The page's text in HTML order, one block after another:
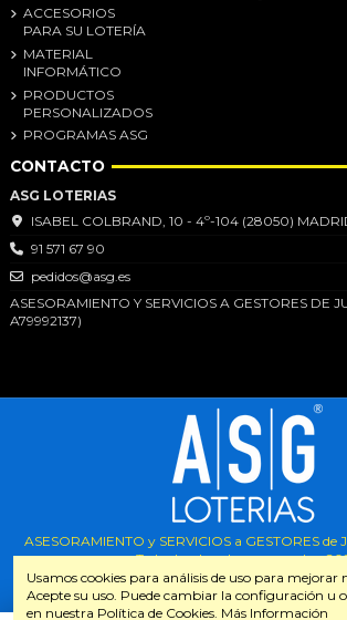
ACCESORIOS
PARA SU LOTERÍA
MATERIAL
INFORMÁTICO
PRODUCTOS
PERSONALIZADOS
PROGRAMAS ASG
CONTACTO
ASG LOTERIAS
ISABEL COLBRAND, 10 - 4º-104 (28050)
91 571 67 90
pedidos@asg.es
ASESORAMIENTO Y SERVICIOS A GESTORES DE
A79992137)
ASESORAMIENTO y SERVICIOS a GESTORES de
Todos los derechos reservados.
Usamos cookies para análisis de uso para mejorar
Acepte su uso. Puede cambiar la configuración u
en nuestra Política de Cookies. Más Información